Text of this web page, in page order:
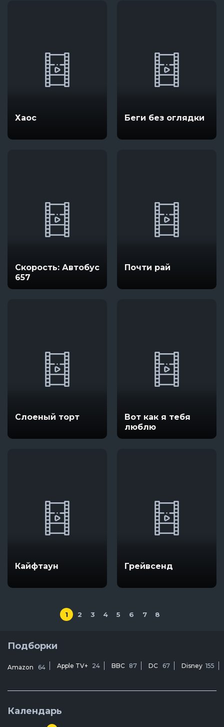
Хаос Беги без оглядки
Скорость: Автобус
657
Почти рай
Слоеный торт
Вот как я тебя
люблю
Кайфтаун Грейвсенд
1 2 3 4 5 6 7 8
Подборки
Amazon 64 Apple TV+ 24 BBC 87 DC 67 Disney 155
Календарь